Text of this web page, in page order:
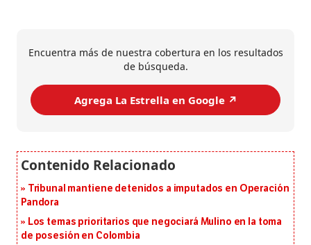
Encuentra más de nuestra cobertura en los resultados
de búsqueda.
Agrega La Estrella en Google ↗️
Tribunal mantiene detenidos a imputados en Operación
Pandora
Los temas prioritarios que negociará Mulino en la toma
de posesión en Colombia